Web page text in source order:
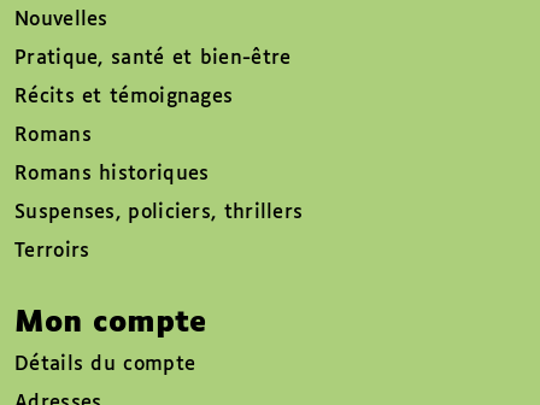
Nouvelles
Pratique, santé et bien-être
Récits et témoignages
Romans
Romans historiques
Suspenses, policiers, thrillers
Terroirs
Mon compte
Détails du compte